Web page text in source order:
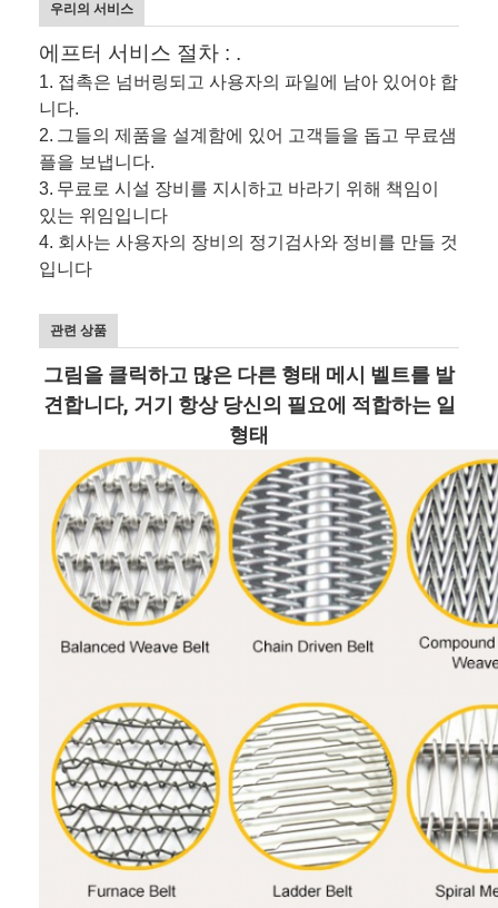
우리의 서비스
에프터 서비스 절차 : .
1. 접촉은 넘버링되고 사용자의 파일에 남아 있어야 합
니다.
2. 그들의 제품을 설계함에 있어 고객들을 돕고 무료샘
플을 보냅니다.
3. 무료로 시설 장비를 지시하고 바라기 위해 책임이
있는 위임입니다
4. 회사는 사용자의 장비의 정기검사와 정비를 만들 것
입니다
관련 상품
그림을 클릭하고 많은 다른 형태 메시 벨트를 발
견합니다, 거기 항상 당신의 필요에 적합하는 일
형태